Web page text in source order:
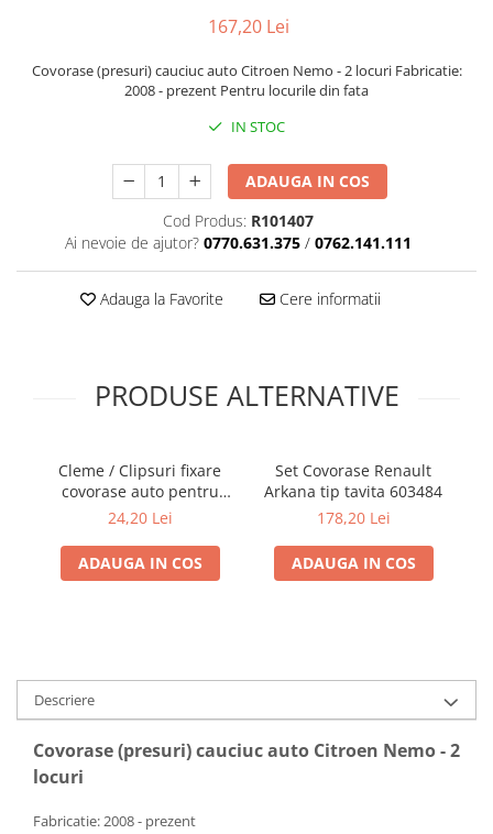
167,20 Lei
Covorase (presuri) cauciuc auto Citroen Nemo - 2 locuri Fabricatie:
2008 - prezent Pentru locurile din fata
IN STOC
ADAUGA IN COS
Cod Produs: R101407
Ai nevoie de ajutor? 0770.631.375 / 0762.141.111
Adauga la Favorite Cere informatii
PRODUSE ALTERNATIVE
Cleme / Clipsuri fixare
covorase auto pentru
Renault / Nissan
24,20 Lei
ADAUGA IN COS
Set Covorase Renault
Arkana tip tavita 603484
178,20 Lei
ADAUGA IN COS
Descriere
Covorase (presuri) cauciuc auto Citroen Nemo - 2
locuri
Fabricatie: 2008 - prezent